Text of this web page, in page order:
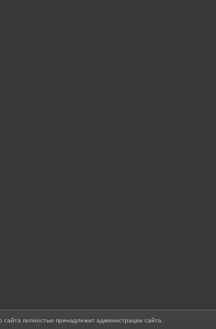
сайта полностью принадлежит администрации сайта.